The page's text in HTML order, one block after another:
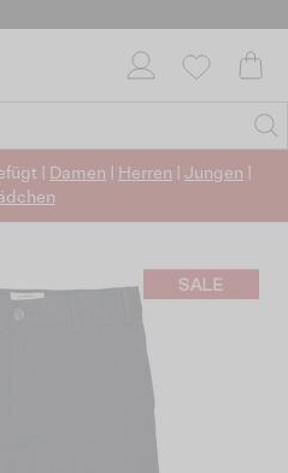
| Damen Herren Jungen